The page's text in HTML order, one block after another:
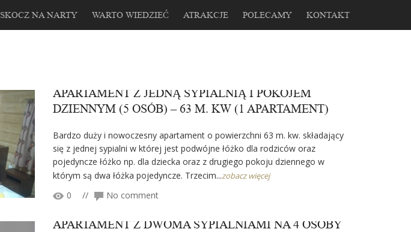
SKOCZ NA NARTY WARTO WIEDZIEĆ ATRAKCJE POLECAMY KONTAKT
APARTAMENT Z JEDNĄ SYPIALNIĄ I POKOJEM
DZIENNYM (5 OSÓB) – 63 M. KW (1 APARTAMENT)
Bardzo duży i nowoczesny apartament o powierzchni 63 m. kw. składający
się z jednej sypialni w której jest podwójne łóżko dla rodziców oraz
pojedyncze łóżko np. dla dziecka oraz z drugiego pokoju dziennego w
którym są dwa łóżka pojedyncze. Trzecim...zobacz więcej
0 // No comment
APARTAMENT Z DWOMA SYPIALNIAMI NA 4 OSOBY